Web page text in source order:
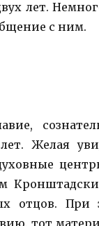
лет.
с ним.
лет. Желая
отцов.
тот